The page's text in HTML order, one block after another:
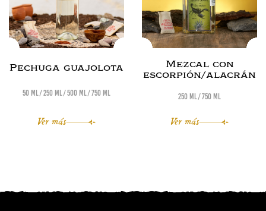
Pechuga guajolota
50 ml 250 ml 500 ml 750 ml
Ver más
Mezcal con
escorpión/alacrán
250 ml 750 ml
Ver más